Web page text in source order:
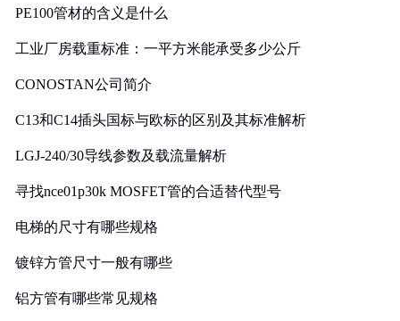
PE100管材的含义是什么
工业厂房载重标准：一平方米能承受多少公斤
CONOSTAN公司简介
C13和C14插头国标与欧标的区别及其标准解析
LGJ-240/30导线参数及载流量解析
寻找nce01p30k MOSFET管的合适替代型号
电梯的尺寸有哪些规格
镀锌方管尺寸一般有哪些
铝方管有哪些常见规格